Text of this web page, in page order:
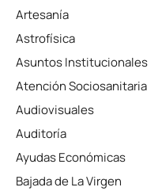
Artesanía
Astrofísica
Asuntos Institucionales
Atención Sociosanitaria
Audiovisuales
Auditoría
Ayudas Económicas
Bajada de La Virgen